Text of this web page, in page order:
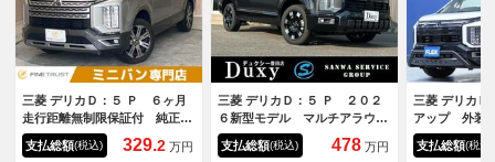
三菱 デリカＤ：５ Ｐ ６ヶ月
走行距離無制限保証付 純正１
０インチナビ 全方位カメラ
フリップダウンモニター 本革
支払総額(税込) 329.2 万円
三菱 デリカＤ：５ Ｐ ２０２
６新型モデル マルチアラウン
ドモニター 電動サイドステッ
プ ホイールアーチモール ス
支払総額(税込) 478 万円
三菱 デリカ
アップ 外装
ニター ＥＴ
カバー リア
支払総額(税込)